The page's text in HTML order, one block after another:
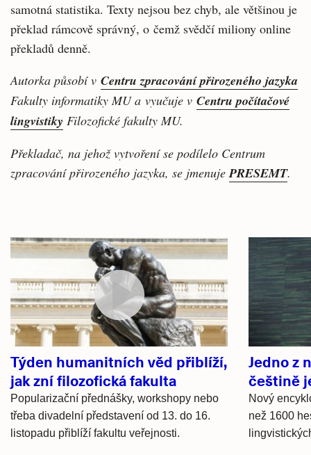
samotná statistika. Texty nejsou bez chyb, ale většinou je
překlad rámcově správný, o čemž svědčí miliony online
překladů denně.
Autorka působí v Centru zpracování přirozeného jazyka
Fakulty informatiky MU a vyučuje v Centru počítačové
lingvistiky Filozofické fakulty MU.
Překladač, na jehož vytvoření se podílelo Centrum
zpracování přirozeného jazyka, se jmenujePRESEMT.
Související
články
Týden humanitních věd přiblíží,
jak zní filozofická fakulta
Popularizační přednášky, workshopy nebo
třeba divadelní představení od 13. do 16.
listopadu přiblíží fakultu veřejnosti.
Jedno z
češtině
Nový
než 1600